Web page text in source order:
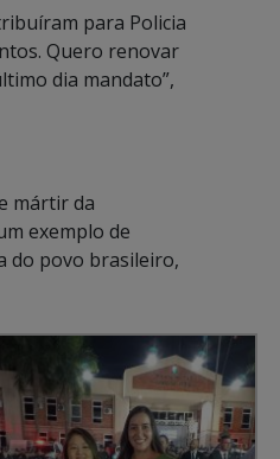
para Policia
Quero renovar
dia mandato”,
mártir da
exemplo de
do povo brasileiro,